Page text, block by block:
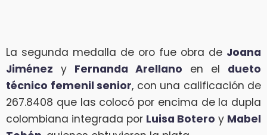
La segunda medalla de oro fue obra de Joana
Jiménez y Fernanda Arellano en el dueto
técnico femenil senior, con una calificación de
267.8408 que las colocó por encima de la dupla
colombiana integrada por Luisa Botero y Mabel